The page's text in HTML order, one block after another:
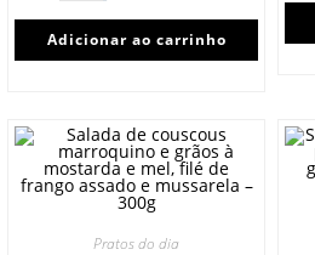
Adicionar ao carrinho
Pratos do dia